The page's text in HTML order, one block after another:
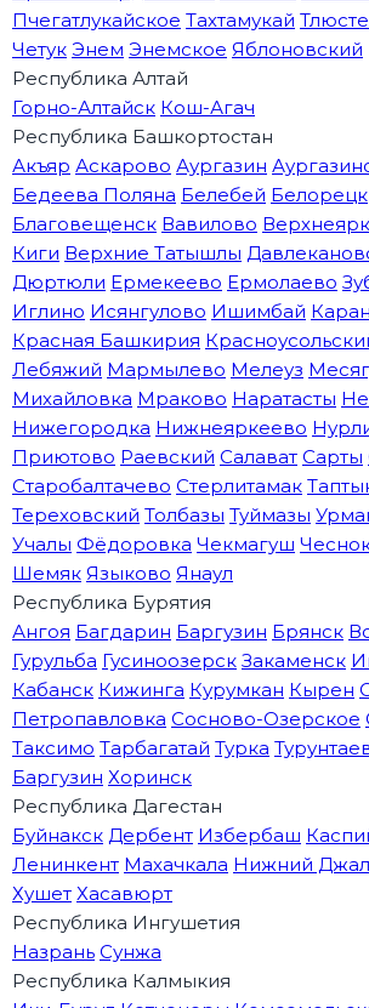
Пчегатлукайское Тахтамукай
Четук Энем Энемское Яблоновский
Республика Алтай
Горно-Алтайск Кош-Агач
Республика Башкортостан
Акъяр Аскарово Аургазин
Бедеева Поляна Белебей Белорецк
Благовещенск Вавилово
Киги Верхние Татышлы
Дюртюли Ермекеево Ермолаево
Иглино Исянгулово Ишимбай Каран
Красная Башкирия
Лебяжий Мармылево Мелеуз
Михайловка Мраково Наратасты
Нижегородка Нижнеяркеево
Приютово Раевский Салават Сарты
Старобалтачево Стерлитамак
Тереховский Толбазы Туймазы
Учалы Фёдоровка Чекмагуш
Шемяк Языково Янаул
Республика Бурятия
Ангоя Багдарин Баргузин Брянск
Гурульба Гусиноозерск Закаменск
Кабанск Кижинга Курумкан Кырен
Петропавловка Сосново-Озерское
Таксимо Тарбагатай Турка
Баргузин Хоринск
Республика Дагестан
Буйнакск Дербент Избербаш
Ленинкент Махачкала Нижний
Хушет Хасавюрт
Республика Ингушетия
Назрань Сунжа
Республика Калмыкия